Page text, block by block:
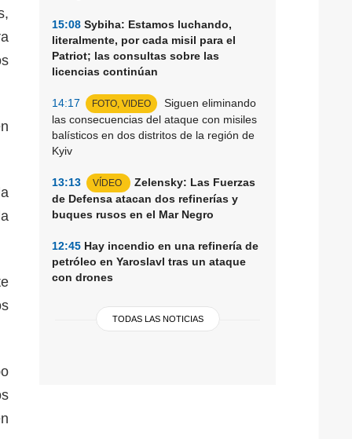
15:08 Sybiha: Estamos luchando,
literalmente, por cada misil para el
Patriot; las consultas sobre las
licencias continúan
14:17 FOTO, VIDEO
Siguen eliminando
las consecuencias del ataque con misiles
balísticos en dos distritos de la región de
Kyiv
13:13 VÍDEO
Zelensky: Las Fuerzas
de Defensa atacan dos refinerías y
buques rusos en el Mar Negro
12:45 Hay incendio en una refinería de
petróleo en Yaroslavl tras un ataque
con drones
TODAS LAS NOTICIAS